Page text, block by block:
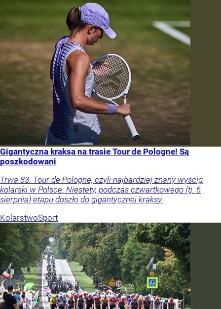
Gigantyczna kraksa na trasie Tour de Pologne! Są
poszkodowani
Trwa 83. Tour de Pologne, czyli najbardziej znany wyścig
kolarski w Polsce. Niestety, podczas czwartkowego (tj. 6
sierpnia) etapu doszło do gigantycznej kraksy.
KolarstwoSport